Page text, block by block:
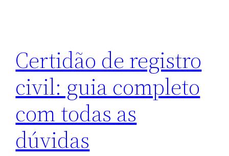
Certidão de registro
civil: guia completo
com todas as
dúvidas